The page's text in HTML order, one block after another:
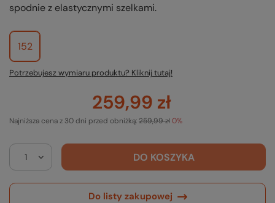
spodnie z elastycznymi szelkami.
152
Potrzebujesz wymiaru produktu? Kliknij tutaj!
259,99 zł
Najniższa cena z 30 dni przed obniżką:259,99 zł0%
DO KOSZYKA
Do listy zakupowej